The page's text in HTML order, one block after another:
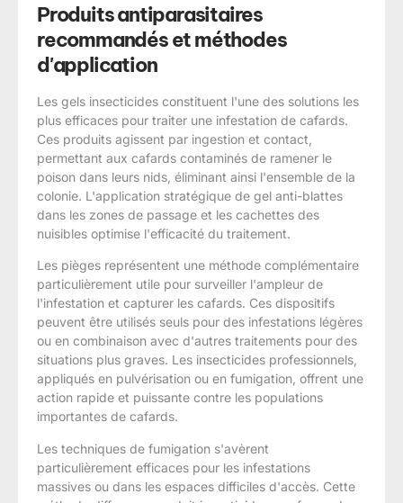
Produits antiparasitaires
recommandés et méthodes
d'application
Les gels insecticides constituent l'une des solutions les
plus efficaces pour traiter une infestation de cafards.
Ces produits agissent par ingestion et contact,
permettant aux cafards contaminés de ramener le
poison dans leurs nids, éliminant ainsi l'ensemble de la
colonie. L'application stratégique de gel anti-blattes
dans les zones de passage et les cachettes des
nuisibles optimise l'efficacité du traitement.
Les pièges représentent une méthode complémentaire
particulièrement utile pour surveiller l'ampleur de
l'infestation et capturer les cafards. Ces dispositifs
peuvent être utilisés seuls pour des infestations légères
ou en combinaison avec d'autres traitements pour des
situations plus graves. Les insecticides professionnels,
appliqués en pulvérisation ou en fumigation, offrent une
action rapide et puissante contre les populations
importantes de cafards.
Les techniques de fumigation s'avèrent
particulièrement efficaces pour les infestations
massives ou dans les espaces difficiles d'accès. Cette